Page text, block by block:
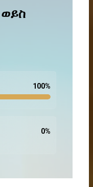
100%
0%